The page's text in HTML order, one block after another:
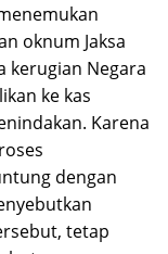
oknum Jaksa
kerugian Negara
ke kas
Karena
dengan
tetap